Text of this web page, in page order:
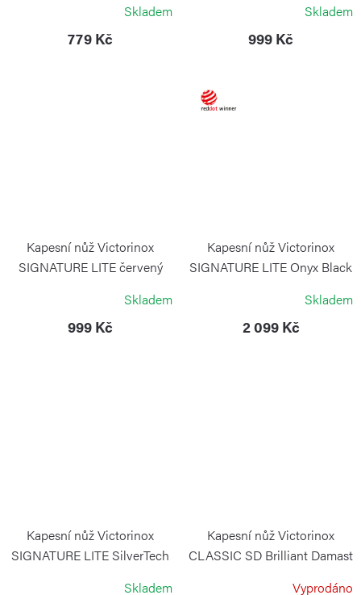
Skladem
779 Kč
Skladem
999 Kč
Kapesní nůž Victorinox
SIGNATURE LITE červený
Skladem
999 Kč
Kapesní nůž Victorinox
SIGNATURE LITE Onyx Black
Skladem
2 099 Kč
Kapesní nůž Victorinox
SIGNATURE LITE SilverTech
Skladem
Kapesní nůž Victorinox
CLASSIC SD Brilliant Damast
Vyprodáno